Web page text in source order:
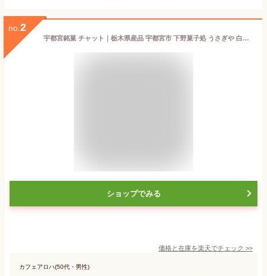
no. 2
宇都宮銘菓 チャット｜栃木県産品 宇都宮市 下野菓子処 うさぎや 白あん 白餡 バター 和菓子 宮っ子 名物 老舗 土産
ショップでみる
価格と在庫を楽天でチェック >>
カフェアロハ(50代・男性)